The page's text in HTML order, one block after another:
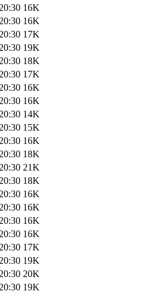
16K
16K
17K
19K
18K
17K
16K
16K
14K
15K
16K
18K
21K
18K
16K
16K
16K
16K
17K
19K
20K
19K